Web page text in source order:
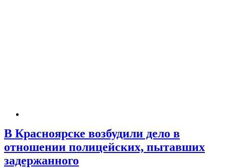
В Красноярске возбудили дело в
отношении полицейских, пытавших
задержанного